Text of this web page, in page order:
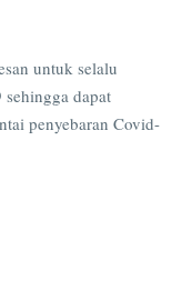
untuk selalu
dapat
penyebaran Covid-